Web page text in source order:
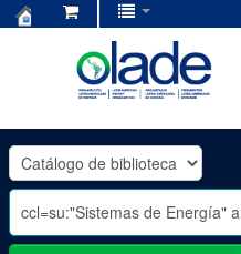
OLADE
-